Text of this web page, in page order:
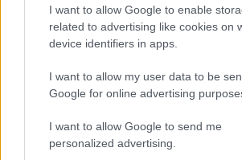
I want to allow Google to enable
related to advertising like cookies on
device identifiers in apps.
I want to allow my user data to be
Google for online advertising
I want to allow Google to send me
personalized advertising.
Népszerű